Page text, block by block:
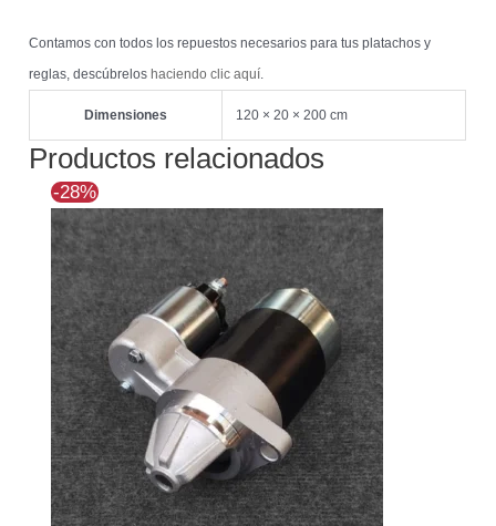
Contamos con todos los repuestos necesarios para tus platachos y
reglas, descúbreloshaciendo clic aquí
Dimensiones 120 × 20 × 200 cm
Productos relacionados
-28%
precio
original
$134.815.
precio
actual
$96.818.